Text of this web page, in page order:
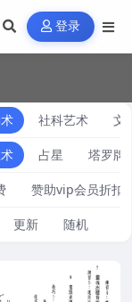
登录
社科艺术 文
占星 塔罗牌
赞助vip会员折扣
更新 随机